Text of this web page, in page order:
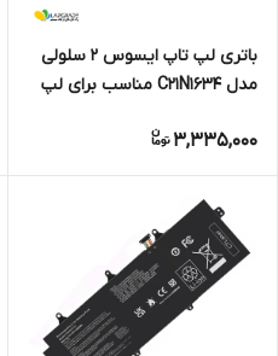
باتری لپ تاپ ایسوس 2 سلولی
مدل C21N1634 مناسب برای لپ
V587U X580B X542U FL5900
3,335,000